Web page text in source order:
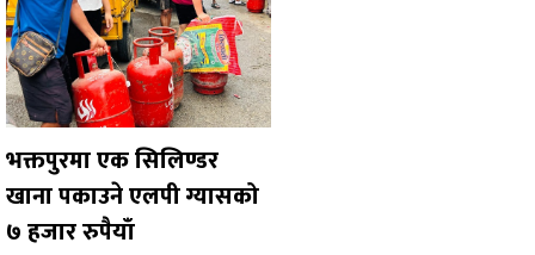
भक्तपुरमा एक सिलिण्डर
खाना पकाउने एलपी ग्यासको
७ हजार रुपैयाँ